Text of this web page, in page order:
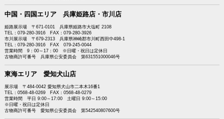
中国・四国エリア 兵庫姫路店・市川店
姫路展示場 〒671-0101 兵庫県姫路市大塩町 2108
TEL：079-280-3916 FAX：079-280-3926
市川展示場 〒679-2313 兵庫県神崎郡市川町西田中498-1
TEL：079-280-3916 FAX 079-245-0044
営業時間 9：00～17：00 ※日曜・祝日は定休日
古物商許可番号 兵庫県公安委員会 第631551000046号
東海エリア 愛知犬山店
展示場 〒484-0042 愛知県犬山市二本木16番1
TEL：0568-48-0269 FAX：0568-48-0279
営業時間 平日 9:00～17:00 土曜日 9:00～15:00
※日曜・祝日は定休日
古物商許可番号 愛知県公安委員会 第542540807600号